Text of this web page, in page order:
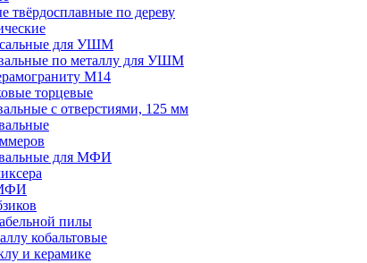
твёрдосплавные по дереву
для УШМ
по металлу для УШМ
M14
торцевые
с отверстиями, 125 мм
для МФИ
пилы
кобальтовые
и керамике